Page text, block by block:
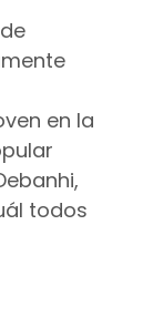
en la
todos